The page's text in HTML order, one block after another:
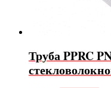
Труба PPRC